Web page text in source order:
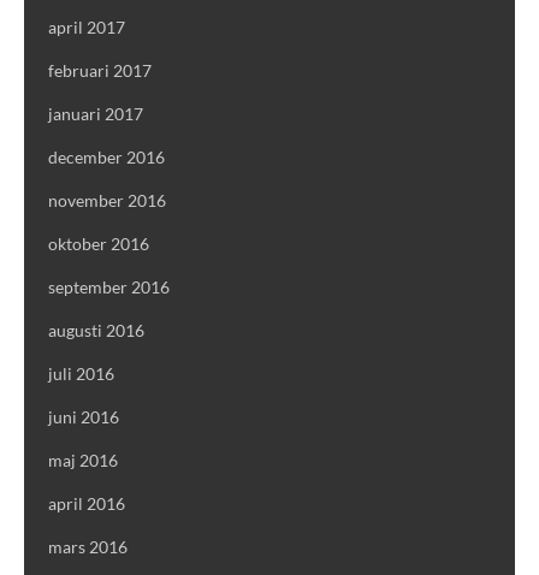
april 2017
februari 2017
januari 2017
december 2016
november 2016
oktober 2016
september 2016
augusti 2016
juli 2016
juni 2016
maj 2016
april 2016
mars 2016